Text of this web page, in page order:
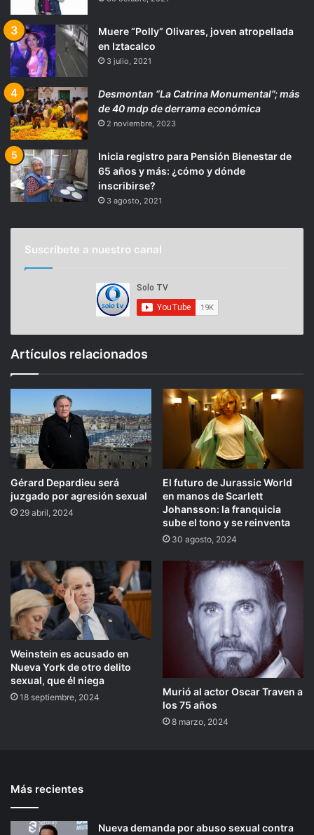
Muere “Polly” Olivares, joven atropellada
en Iztacalco
3 julio, 2021
Desmontan “La Catrina Monumental”; más
de 40 mdp de derrama económica
2 noviembre, 2023
Inicia registro para Pensión Bienestar de
65 años y más: ¿cómo y dónde
inscribirse?
3 agosto, 2021
Suscríbete a nuestro canal
Artículos relacionados
Gérard Depardieu será
juzgado por agresión sexual
29 abril, 2024
El futuro de Jurassic World
en manos de Scarlett
Johansson: la franquicia
sube el tono y se reinventa
30 agosto, 2024
Weinstein es acusado en
Nueva York de otro delito
sexual, que él niega
18 septiembre, 2024
Murió al actor Oscar Traven a
los 75 años
8 marzo, 2024
Más recientes
Nueva demanda por abuso sexual contra